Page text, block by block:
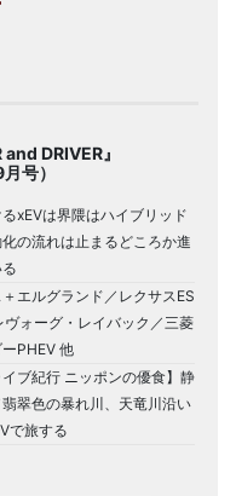
DRIVER』
号）
るxEVは界隈はハイブリッド
の流れは止まるどころか進
エルグランド／レクサスES
ヴォーグ・レイバック／三菱
PHEV 他
イブ紀行 ニッポンの優食】静
翠色の暴れ川、天竜川沿い
で旅する